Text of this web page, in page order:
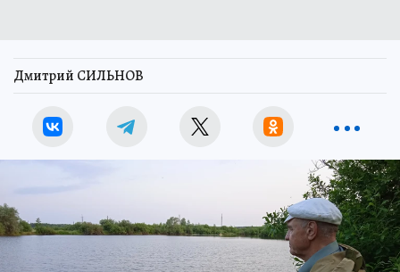
Дмитрий СИЛЬНОВ